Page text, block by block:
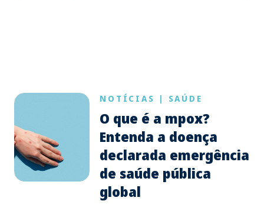
NOTÍCIAS | SAÚDE
O que é a mpox?
Entenda a doença
declarada emergência
de saúde pública
global